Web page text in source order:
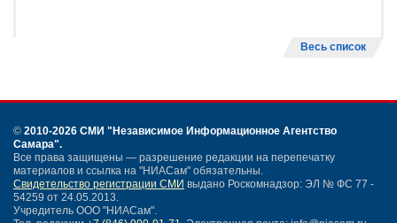
Весь список
© 2010-2026 СМИ "Независимое Информационное Агентство
Самара".
Все права защищены — разрешение редакции на перепечатку
материалов и ссылка на "НИАСам" обязательны.
Свидетельство регистрации СМИ выдано Роскомнадзор: ЭЛ № ФС 77 -
54259 от 24.05.2013.
Учредитель ООО "НИАСам".